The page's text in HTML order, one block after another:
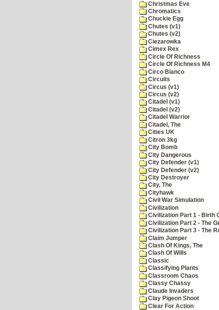
Christmas Eve
Chromatics
Chuckie Egg
Chutes (v1)
Chutes (v2)
Ciezarowka
Cimex Rex
Circle Of Richness
Circle Of Richness M4
Circo Bianco
Circuits
Circus (v1)
Circus (v2)
Citadel (v1)
Citadel (v2)
Citadel Warrior
Citadel, The
Cities UK
Citron 3kg
City Bomb
City Dangerous
City Defender (v1)
City Defender (v2)
City Destroyer
City, The
Cityhawk
Civil War Simulation
Civilization
Civilization Part 1 - Birth
Civilization Part 2 - The
Civilization Part 3 - The
Claim Jumper
Clash Of Kings, The
Clash Of Wills
Classic
Classifying Plants
Classroom Chaos
Classy Chassy
Claude Invaders
Clay Pigeon Shoot
Clear For Action